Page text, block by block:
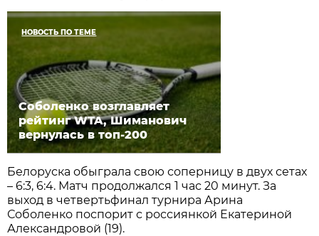
НОВОСТЬ ПО ТЕМЕ
Соболенко возглавляет
рейтинг WTA, Шиманович
вернулась в топ-200
Белоруска обыграла свою соперницу в двух сетах
– 6:3, 6:4. Матч продолжался 1 час 20 минут. За
выход в четвертьфинал турнира Арина
Соболенко поспорит с россиянкой Екатериной
Александровой (19).